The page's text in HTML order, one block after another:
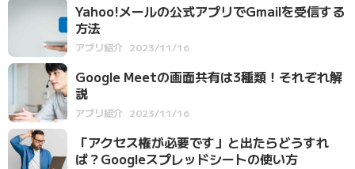
Yahoo!メールの公式アプリでGmailを受信する
方法
アプリ紹介 2023/11/16
Google Meetの画面共有は3種類！それぞれ解
説
アプリ紹介 2023/11/16
「アクセス権が必要です」と出たらどうすれ
ば？Googleスプレッドシートの使い方